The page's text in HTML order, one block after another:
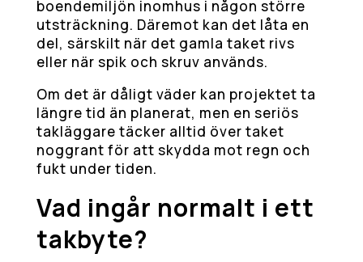
boendemiljön inomhus i någon större
utsträckning. Däremot kan det låta en
del, särskilt när det gamla taket rivs
eller när spik och skruv används.
Om det är dåligt väder kan projektet ta
längre tid än planerat, men en seriös
takläggare täcker alltid över taket
noggrant för att skydda mot regn och
fukt under tiden.
Vad ingår normalt i ett
takbyte?